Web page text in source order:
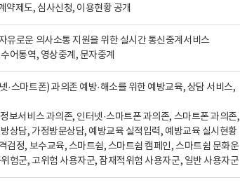
약제도, 심사신청, 이용현황 공개
로운 의사소통 지원을 위한 실시간 통신중계서비스
어통역, 영상중계, 문자중계
·스마트폰) 과의존 예방·해소를 위한 예방교육, 상담 서비스,
보서비스 과의존, 인터넷·스마트폰 과의존, 스마트폰 과의존,
상담, 가정방문상담, 예방교육 실적입력, 예방교육 실시현황
검정, 보수교육, 스마트쉼, 스마트쉼 캠페인, 스마트쉼 문화운
험군, 고위험 사용자군, 잠재적위험 사용자군, 일반 사용자군